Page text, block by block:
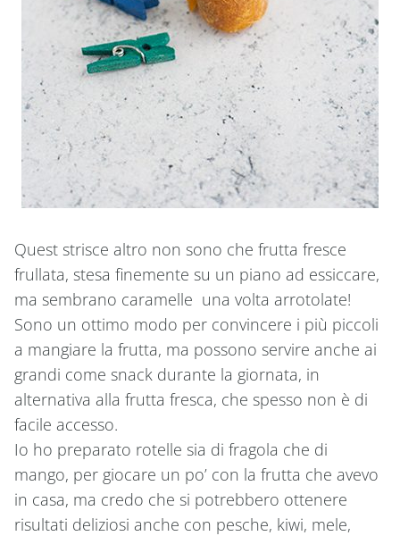
Quest strisce altro non sono che frutta fresce
frullata, stesa finemente su un piano ad essiccare,
ma sembrano caramelle una volta arrotolate!
Sono un ottimo modo per convincere i più piccoli
a mangiare la frutta, ma possono servire anche ai
grandi come snack durante la giornata, in
alternativa alla frutta fresca, che spesso non è di
facile accesso.
Io ho preparato rotelle sia di fragola che di
mango, per giocare un po’ con la frutta che avevo
in casa, ma credo che si potrebbero ottenere
risultati deliziosi anche con pesche, kiwi, mele,